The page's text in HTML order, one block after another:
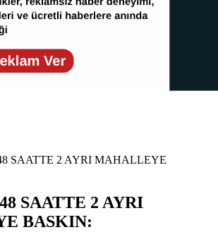
SAATTE 2 AYRI MAHALLEYE
SAATTE 2 AYRI
BASKIN: